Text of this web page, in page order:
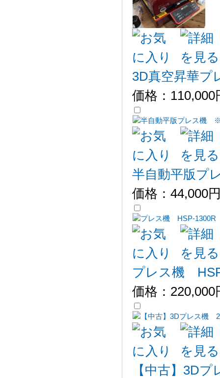
3D真空昇華
価格： 110,000
半自動平版プ
価格： 44,000
プレス機
価格： 220,000
【中古】3D